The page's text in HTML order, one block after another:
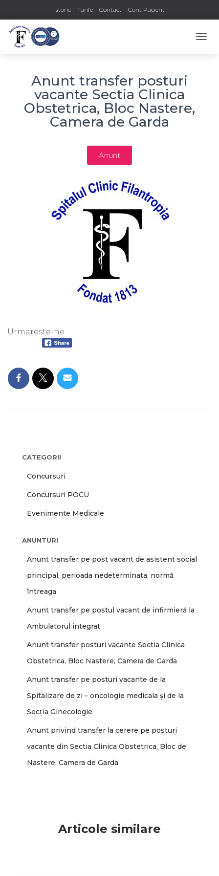
Istoric Tarife Contact Cont Pacient
Anunt transfer posturi
vacante Sectia Clinica
Obstetrica, Bloc Nastere,
Camera de Garda
Anunt
Urmareste-ne
CATEGORII
Concursuri
Concursuri POCU
Evenimente Medicale
ANUNTURI
Anunt transfer pe post vacant de asistent social
principal, perioada nedeterminata, normă
întreaga
Anunt transfer pe postul vacant de infirmieră la
Ambulatorul integrat
Anunt transfer posturi vacante Sectia Clinica
Obstetrica, Bloc Nastere, Camera de Garda
Anunt transfer pe posturi vacante de la
Spitalizare de zi – oncologie medicala și de la
Secția Ginecologie
Anunt privind transfer la cerere pe posturi
vacante din Sectia Clinica Obstetrica, Bloc de
Nastere, Camera de Garda
Articole similare